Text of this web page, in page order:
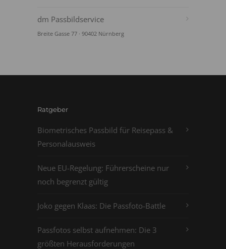
dm Passbildservice
Breite Gasse 77 · 90402 Nürnberg
Ratgeber
Biometrisches Passbild für Reisepass &
Personalausweis
Neue EU-Regelung: Führerscheine nur
noch begrenzt gültig
Joko gegen Klaas: Die Passfoto-Battle
Passfotos selbst aufnehmen: Die 3
größten Herausforderungen